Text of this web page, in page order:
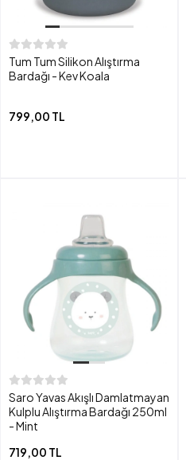
Tum Tum Silikon Alıştırma
Bardağı - Kev Koala
799,00 TL
Saro Yavas Akışlı Damlatmayan
Kulplu Alıştırma Bardağı 250ml
- Mint
719,00 TL